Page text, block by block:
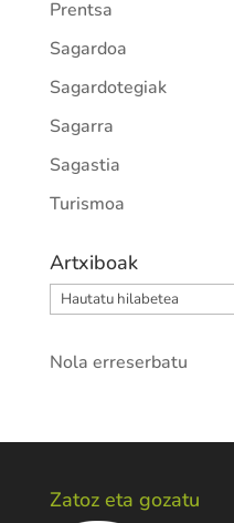
Prentsa
Sagardoa
Sagardotegiak
Sagarra
Sagastia
Turismoa
Artxiboak
Artxiboak
Nola erreserbatu
Zatoz eta gozatu